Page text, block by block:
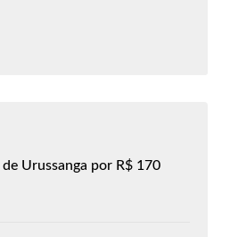
Urussanga por R$ 170